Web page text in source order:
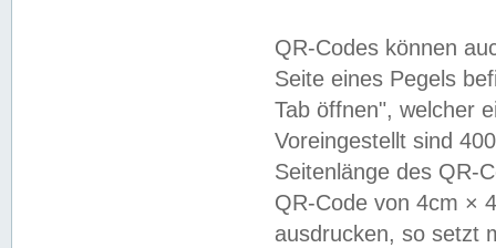
QR-Codes können
Seite eines Pegels
Tab öffnen", welcher
Voreingestellt sind
Seitenlänge des QR-
QR-Code von 4cm ×
ausdrucken, so setzt